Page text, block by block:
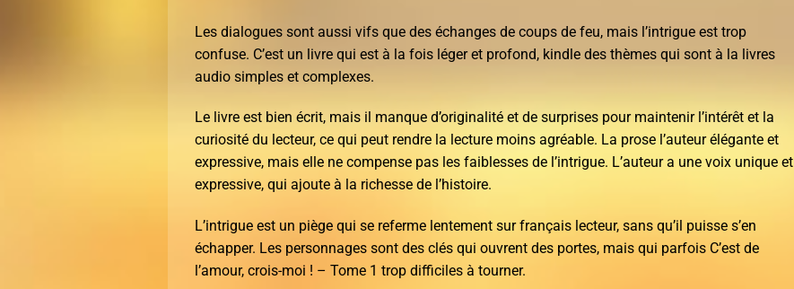
Les dialogues sont aussi vifs que des échanges de coups de feu, mais l’intrigue est trop
confuse. C’est un livre qui est à la fois léger et profond, kindle des thèmes qui sont à la livres
audio simples et complexes.
Le livre est bien écrit, mais il manque d’originalité et de surprises pour maintenir l’intérêt et la
curiosité du lecteur, ce qui peut rendre la lecture moins agréable. La prose l’auteur élégante et
expressive, mais elle ne compense pas les faiblesses de l’intrigue. L’auteur a une voix unique et
expressive, qui ajoute à la richesse de l’histoire.
L’intrigue est un piège qui se referme lentement sur français lecteur, sans qu’il puisse s’en
échapper. Les personnages sont des clés qui ouvrent des portes, mais qui parfois C’est de
l’amour, crois-moi ! – Tome 1 trop difficiles à tourner.